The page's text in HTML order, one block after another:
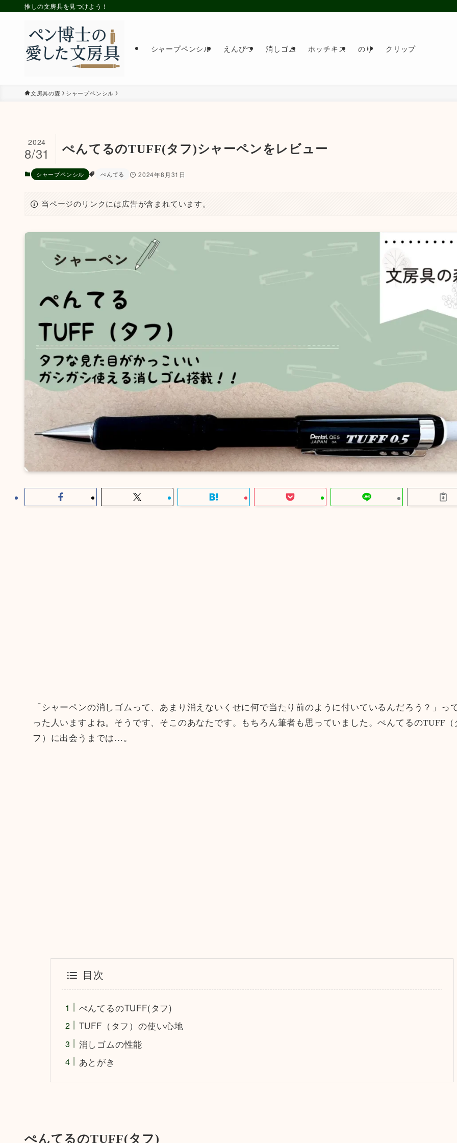
推しの文房具を見つけよう！
シャープペンシル えんぴつ 消しゴム ホッチキス のり クリップ
文房具の森 シャープペンシル
ぺんてるのTUFF(タフ)シャーペンをレビュー
2024
8/31
シャープペンシル ぺんてる 2024年8月31日
当ページのリンクには広告が含まれています。
「シャーペンの消しゴムって、あまり消えないくせに何で当たり前のように付いているんだろう？」っ
った人いますよね。そうです、そこのあなたです。もちろん筆者も思っていました。ぺんてるのTUFF（
フ）に出会うまでは…。
目次
ぺんてるのTUFF(タフ)
TUFF（タフ）の使い心地
消しゴムの性能
あとがき
ぺんてるのTUFF(タフ)